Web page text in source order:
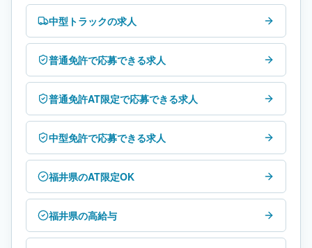
中型トラックの求人
普通免許で応募できる求人
普通免許AT限定で応募できる求人
中型免許で応募できる求人
福井県のAT限定OK
福井県の高給与